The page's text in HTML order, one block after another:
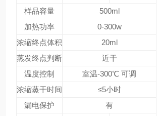
样品容量
500ml
加热功率
0-300w
浓缩终点体积
20ml
蒸发终点判断
近干
温度控制
室温-300℃ 可调
浓缩蒸干时间
≤5小时
漏电保护
有